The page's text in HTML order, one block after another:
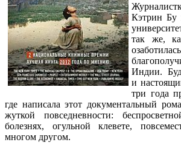
Кэтрин Бу
так же,
Индии.
и
три года
где написала этот документальный
жуткой повседневности:
болезнях, огульной клевете,
многом другом.